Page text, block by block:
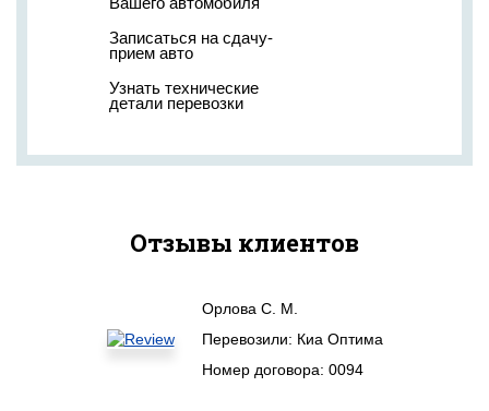
Записаться на сдачу-
прием авто
Узнать технические
детали перевозки
Отзывы клиентов
Орлова С. М.
Перевозили: Киа Оптима
Номер договора: 0094